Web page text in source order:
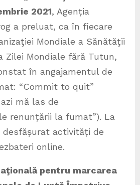
2021, Agenția
a preluat, ca în fiecare
Mondiale a Sănătăţii
Zilei Mondiale fără Tutun,
în angajamentul de
“Commit to quit”
mă las de
renunțării la fumat”). La
activități de
online.
pentru marcarea